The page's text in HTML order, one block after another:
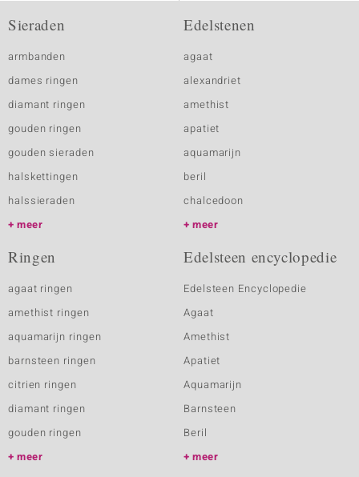
Sieraden
armbanden
dames ringen
diamant ringen
gouden ringen
gouden sieraden
halskettingen
halssieraden
meer
Edelstenen
agaat
alexandriet
amethist
apatiet
aquamarijn
beril
chalcedoon
meer
Ringen
agaat ringen
amethist ringen
aquamarijn ringen
barnsteen ringen
citrien ringen
diamant ringen
gouden ringen
meer
Edelsteen encyclopedie
Edelsteen Encyclopedie
Agaat
Amethist
Apatiet
Aquamarijn
Barnsteen
Beril
meer